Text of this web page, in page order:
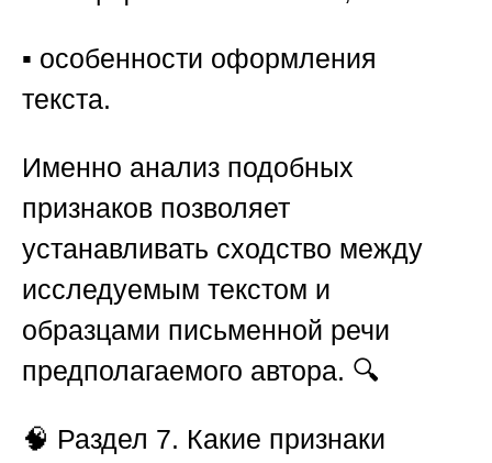
▪️ особенности оформления
текста.
Именно анализ подобных
признаков позволяет
устанавливать сходство между
исследуемым текстом и
образцами письменной речи
предполагаемого автора. 🔍
🧠 Раздел 7. Какие признаки